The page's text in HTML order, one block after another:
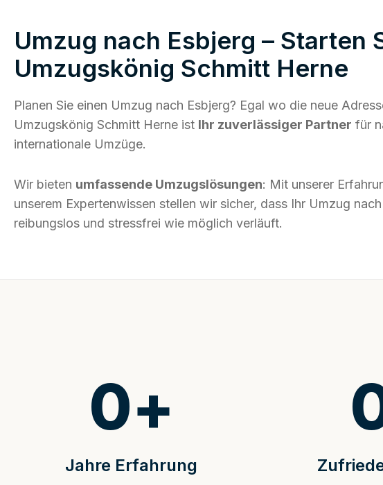
Umzug nach Esbjerg – Starten
Umzugskönig Schmitt Herne
Planen Sie einen Umzug nach Esbjerg? Egal wo die neue
Umzugskönig Schmitt Herne ist Ihr zuverlässiger Partner für
internationale Umzüge.
Wir bieten umfassende Umzugslösungen: Mit unserer
unserem Expertenwissen stellen wir sicher, dass Ihr Umzug
reibungslos und stressfrei wie möglich verläuft.
Jahre Erfahrung
0+